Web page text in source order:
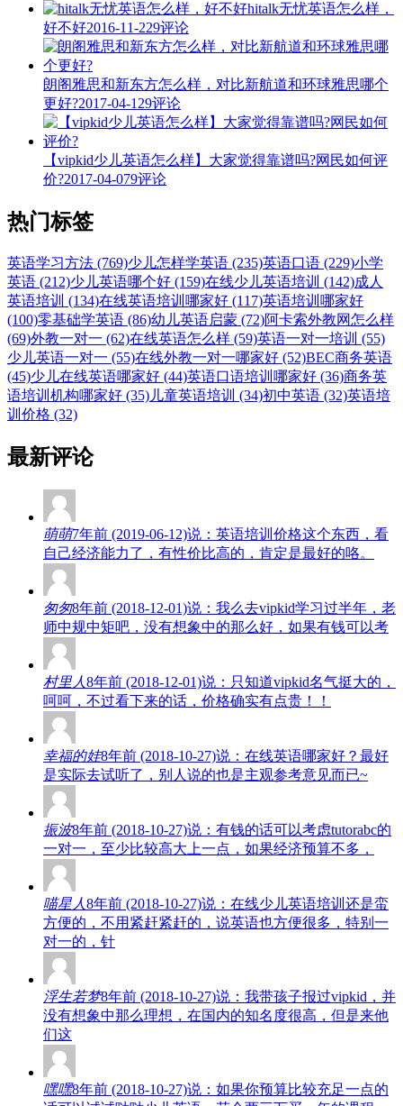
hitalk无忧英语怎么样，
好不好2016-11-229评论
朗阁雅思和新东方怎么样，对比新航道和环球雅思哪个
更好?2017-04-129评论
【vipkid少儿英语怎么样】大家觉得靠谱吗?网民如何评
价?2017-04-079评论
热门标签
英语学习方法 (769)少儿怎样学英语 (235)英语口语 (229)小学
英语 (212)少儿英语哪个好 (159)在线少儿英语培训 (142)成人
英语培训 (134)在线英语培训哪家好 (117)英语培训哪家好
(100)零基础学英语 (86)幼儿英语启蒙 (72)阿卡索外教网怎么样
(69)外教一对一 (62)在线英语怎么样 (59)英语一对一培训 (55)
少儿英语一对一 (55)在线外教一对一哪家好 (52)BEC商务英语
(45)少儿在线英语哪家好 (44)英语口语培训哪家好 (36)商务英
语培训机构哪家好 (35) 儿童英语培训 (34)初中英语 (32)英语培
训价格 (32)
最新评论
萌萌7年前 (2019-06-12)说：英语培训价格这个东西，看
自己经济能力了，有性价比高的，肯定是最好的咯。
匆匆8年前 (2018-12-01)说：我么去vipkid学习过半年，老
师中规中矩吧，没有想象中的那么好，如果有钱可以考
村里人8年前 (2018-12-01)说：只知道vipkid名气挺大的，
呵呵，不过看下来的话，价格确实有点贵！！
幸福的娃8年前 (2018-10-27)说：在线英语哪家好？最好
是实际去试听了，别人说的也是主观参考意见而已~
振波8年前 (2018-10-27)说：有钱的话可以考虑tutorabc的
一对一，至少比较高大上一点，如果经济预算不多，
喵星人8年前 (2018-10-27)说：在线少儿英语培训还是蛮
方便的，不用紧赶紧赶的，说英语也方便很多，特别一
对一的，针
浮生若梦8年前 (2018-10-27)说：我带孩子报过vipkid，并
没有想象中那么理想，在国内的知名度很高，但是来他
们这
嘿嘿8年前 (2018-10-27)说：如果你预算比较充足一点的